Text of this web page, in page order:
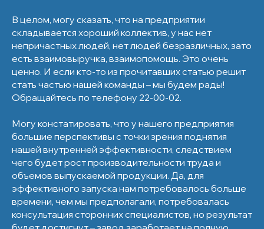
В целом, могу сказать, что на предприятии
складывается хороший коллектив, у нас нет
непричастных людей, нет людей безразличных, зато
есть взаимовыручка, взаимопомощь. Это очень
ценно. И если кто-то из прочитавших статью решит
стать частью нашей команды – мы будем рады!
Обращайтесь по телефону 22-00-02.
Могу констатировать, что у нашего предприятия
большие перспективы с точки зрения поднятия
нашей внутренней эффективности, следствием
чего будет рост производительности труда и
объемов выпускаемой продукции. Да, для
эффективного запуска нам потребовалось больше
времени, чем мы предполагали, потребовалась
консультация сторонних специалистов, но результат